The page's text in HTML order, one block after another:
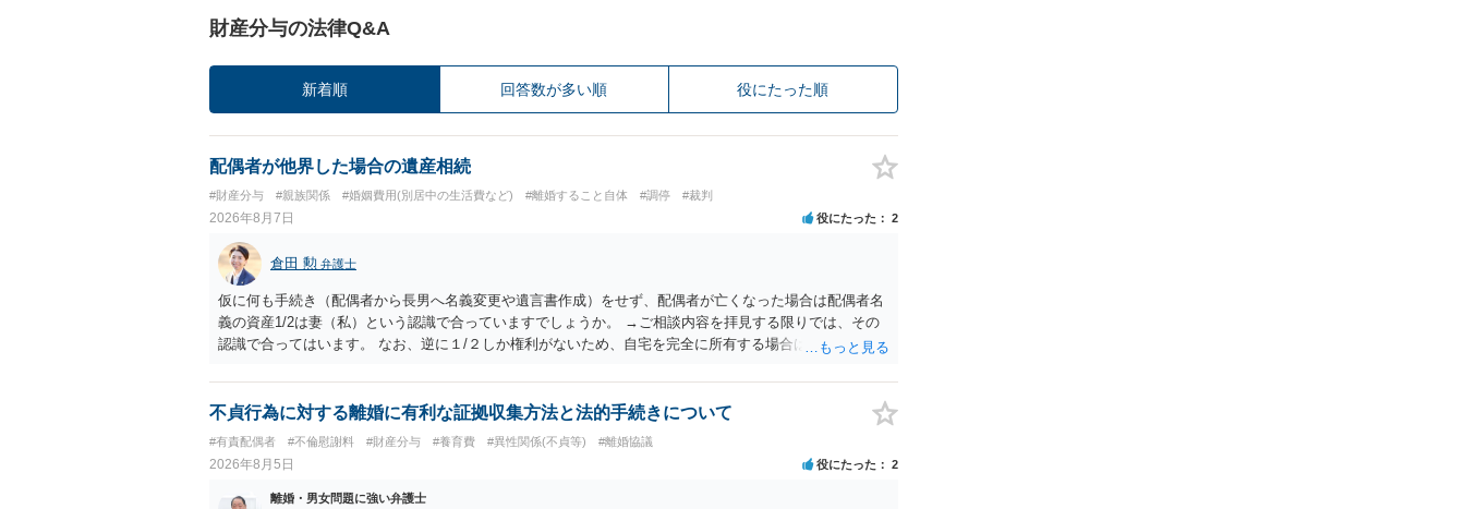
財産分与の法律Q&A
新着順 回答数が多い順 役にたった順
配偶者が他界した場合の遺産相続
#財産分与 #親族関係 #婚姻費用(別居中の生活費など) #離婚すること自体 #調停 #裁判
2026年8月7日 役にたった 2
倉田 勲 弁護士
仮に何も手続き（配偶者から長男へ名義変更や遺言書作成）をせず、配偶者が亡くなった場合は配偶者名
義の資産1/2は妻（私）という認識で合っていますでしょうか。 →ご相談内容を拝見する限りでは、その
認識で合ってはいます。 なお、逆に１/２しか権利がないため、自宅を完全に所有する場合は、他の相続
不貞行為に対する離婚に有利な証拠収集方法と法的手続きについて
#有責配偶者 #不倫慰謝料 #財産分与 #養育費 #異性関係(不貞等) #離婚協議
2026年8月5日 役にたった 2
離婚・男女問題に強い弁護士